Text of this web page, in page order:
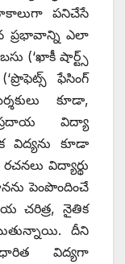
పనిచేసే
ప్రభావాన్ని ఎలా
(‘ఖాకీ షార్ట్స్
ఫేసింగ్
కూడా,
విద్యా
కూడా
విద్యార్థు
పెంపొందించే
చరిత్ర, నైతిక
దీని
విద్యగా